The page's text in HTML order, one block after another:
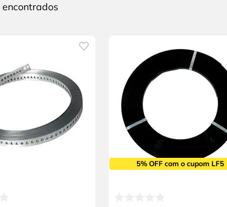
5% OFF com o cupom LF5